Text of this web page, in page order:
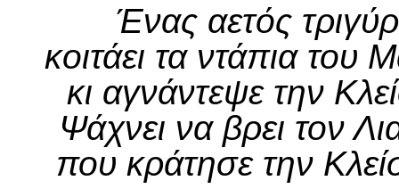
Ένας αετός
κοιτάει τα ντάπια
κι αγνάντεψε την
Ψάχνει να βρει τον
που κράτησε την